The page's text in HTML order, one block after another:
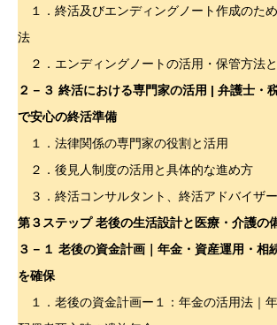
１．終活及びエンディングノート作成のた
法
２．エンディングノートの活用・保管方法
２－３ 終活における専門家の活用 | 弁護士・
で安心の終活準備
１．法律関係の専門家の役割と活用
２．後見人制度の活用と具体的な進め方
３．終活コンサルタント、終活アドバイザ
第３ステップ 老後の生活設計と医療・介護の
３－１ 老後の資金計画｜年金・資産運用・相
を確保
１．老後の資金計画ー１：年金の活用法｜